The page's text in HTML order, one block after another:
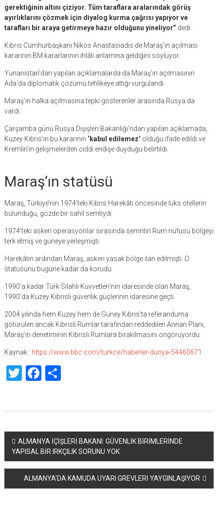
gerektiğinin altını çiziyor. Tüm taraflara aralarındak görüş
ayırlıklarını çözmek için diyalog kurma çağrısı yapıyor ve
tarafları bir araya getirmeye hazır olduğunu yineliyor” dedi.
Kıbrıs Cumhurbaşkanı Nikos Anastasiadis de Maraş’ın açılması
kararının BM kararlarının ihlâli anlamına geldiğini söylüyor.
Yunanistan’dan yapılan açıklamalarda da Maraş’ın açılmasının
Ada’da diplomatik çözümü tehlikeye attığı vurgulandı.
Maraş’ın halka açılmasına tepki gösterenler arasında Rusya da
vardı.
Çarşamba günü Rusya Dışişleri Bakanlığı’ndan yapılan açıklamada,
Kuzey Kıbrıs’ın bu kararının ‘kabul edilemez’ olduğu ifade edildi ve
Kremlin’in gelişmelerden ciddi endişe duyduğu belirtildi.
Maraş’ın statüsü
Maraş, Türkiye’nin 1974’teki Kıbrıs Harekâtı öncesinde lüks otellerin
bulunduğu, gözde bir sahil semtiydi.
1974’teki askeri operasyonlar sırasında semntin Rum nüfusu bölgeyi
terk etmiş ve güneye yerleşmişti.
Harekâtın ardından Maraş, askeri yasak bölge ilan edilmişti. O
statüsünü bugüne kadar da korudu.
1990’a kadar Türk Silahlı Kuvvetleri’nin idaresinde olan Maraş,
1990’da Kuzey Kıbrıslı güvenlik güçlerinin idaresine geçti.
2004 yılında hem Kuzey hem de Güney Kıbrıs’ta referanduma
götürülen ancak Kıbrıslı Rumlar tarafından reddedilen Annan Planı,
Maraş’ın denetiminin Kıbrıslı Rumlara bırakılmasını öngörüyordu.
Kaynak : https://www.bbc.com/turkce/haberler-dunya-54460671
TwitterFacebook
Share
Yazı
dolaşımı
ALMANYA İÇİŞLERİ BAKANI: GÜVENLİK BİRİMLERİNDE
YAPISAL BİR IRKÇILIK SORUNU YOK
ALMANYA’DA KAMUDA UYARI GREVLERİ YAYGINLAŞIYOR